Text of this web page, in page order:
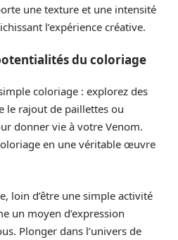
une texture et une intensité
l’expérience créative.
du coloriage
coloriage : explorez des
le rajout de paillettes ou
donner vie à votre Venom.
en une véritable œuvre
loin d’être une simple activité
un moyen d’expression
Plonger dans l’univers de